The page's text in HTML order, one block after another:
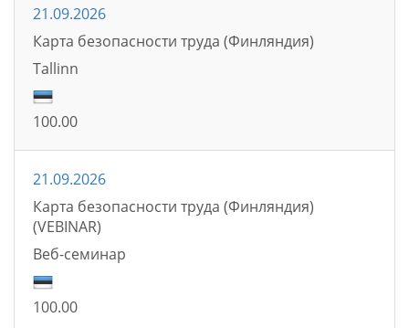
21.09.2026
Карта безопасности труда (Финляндия)
Tallinn
100.00
21.09.2026
Карта безопасности труда (Финляндия)
(VEBINAR)
Bеб-семинаp
100.00